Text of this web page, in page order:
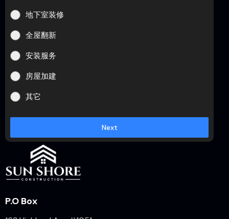
地下室装修
全屋翻新
安装服务
房屋加建
其它
Next
P.O Box